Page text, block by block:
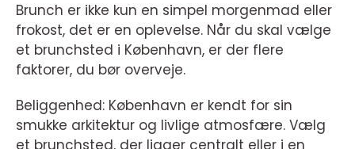
Brunch er ikke kun en simpel morgenmad eller
frokost, det er en oplevelse. Når du skal vælge
et brunchsted i København, er der flere
faktorer, du bør overveje.
Beliggenhed: København er kendt for sin
smukke arkitektur og livlige atmosfære. Vælg